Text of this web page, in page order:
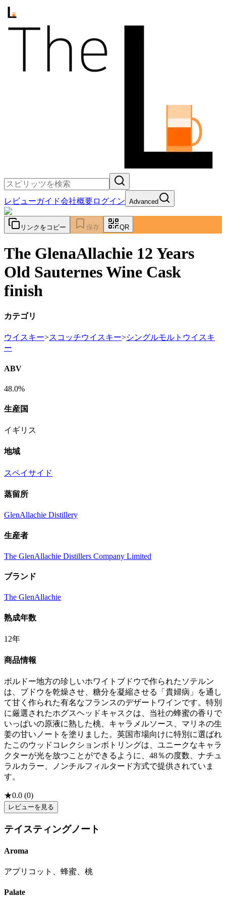
レビューガイド会社概要ログイン Advanced
リンクをコピー 保存 QR
The GlenaAllachie 12 Years
Old Sauternes Wine Cask
finish
カテゴリ
ウイスキー>スコッチウイスキー>シングルモルトウイスキ
ー
ABV
48.0%
生産国
イギリス
地域
スペイサイド
蒸留所
GlenAllachie Distillery
生産者
The GlenAllachie Distillers Company Limited
ブランド
The GlenAllachie
熟成年数
12年
商品情報
ボルドー地方の珍しいホワイトブドウで作られたソテルン
は、ブドウを乾燥させ、糖分を凝縮させる「貴婦病」を通し
て甘く作られた有名なフランスのデザートワインです。特別
に厳選されたホグスヘッドキャスクは、当社の蜂蜜の香りで
いっぱいの原液に熟した桃、キャラメルソース、マリネの生
姜の甘いノートを塗りました。英国市場向けに特別に選ばれ
たこのウッドコレクションボトリングは、ユニークなキャラ
クターが光を放つことができるように、48％の度数、ナチュ
ラルカラー、ノンチルフィルタード方式で提供されていま
す。
★0.0 (0)
レビューを見る
テイスティングノート
Aroma
アプリコット、蜂蜜、桃
Palate